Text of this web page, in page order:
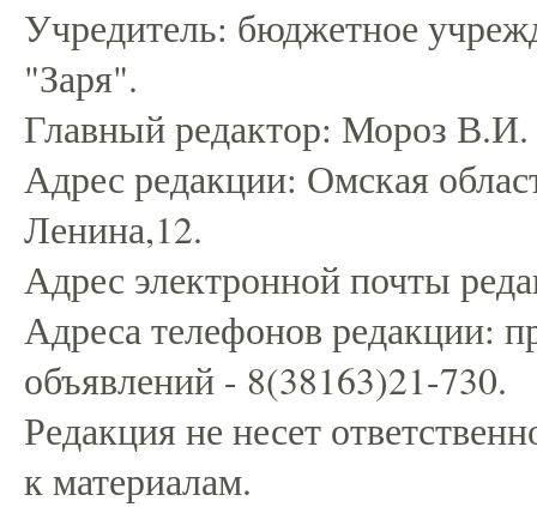
Учредитель: бюджетное
"Заря".
Главный редактор: Мороз В.И.
Адрес редакции: Омская
Ленина,12.
Адрес электронной почты
Адреса телефонов редакции:
объявлений - 8(38163)21-730.
Редакция не несет
к материалам.